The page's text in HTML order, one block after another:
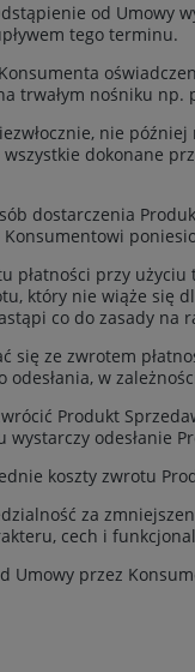
od Umowy
tego terminu.
trwałym nośniku np.
nie
dokonane
dostarczenia
płatności przy
który nie wiąże się
co do zasady na
się ze zwrotem
w
Produkt
odesłanie
koszty zwrotu
za
cech i
Umowy przez